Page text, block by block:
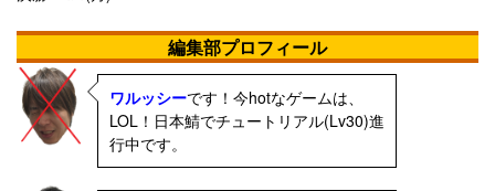
編集部プロフィール
ワルッシーです！今hotなゲームは、
LOL！日本鯖でチュートリアル(Lv30)進
行中です。